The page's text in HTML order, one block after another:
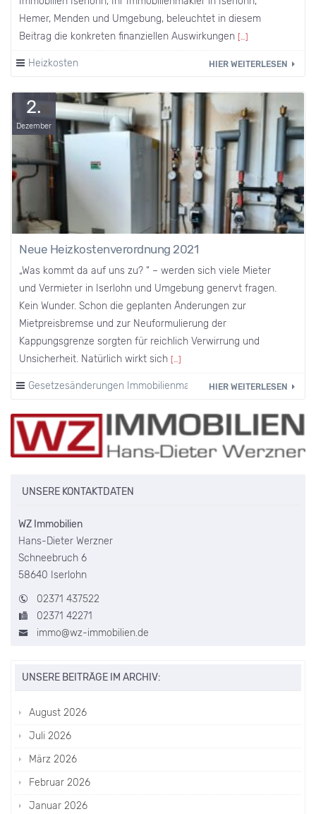
Hemer, Menden und Umgebung, beleuchtet in diesem
Beitrag die konkreten finanziellen Auswirkungen […]
Heizkosten HIER WEITERLESEN
2.
Dezember
Neue Heizkostenverordnung 2021
„Was kommt da auf uns zu? “ – werden sich viele Mieter
und Vermieter in Iserlohn und Umgebung genervt fragen.
Kein Wunder. Schon die geplanten Änderungen zur
Mietpreisbremse und zur Neuformulierung der
Kappungsgrenze sorgten für reichlich Verwirrung und
Unsicherheit. Natürlich wirkt sich […]
Gesetzesänderungen Immobilienmarkt ·Heizkosten
HIER WEITERLESEN
UNSERE KONTAKTDATEN
WZ Immobilien
Hans-Dieter Werzner
Schneebruch 6
58640 Iserlohn
02371 437522
02371 42271
immo@wz-immobilien.de
UNSERE BEITRÄGE IM ARCHIV:
August 2026
Juli 2026
März 2026
Februar 2026
Januar 2026